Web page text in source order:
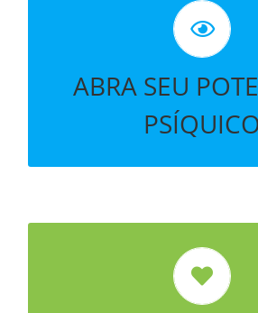
ABRA SEU
PSÍQUICO
ALINHE SEU
CONSCIÊNCIA
LIBERE PADRÕES QUE
MAIS